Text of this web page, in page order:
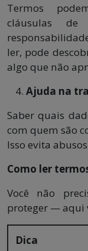
Termos
cláusulas
ler, pode
algo que não
Ajuda na
Saber quais
com quem são
Isso evita
Como ler
Você não
proteger — aqui
Dica